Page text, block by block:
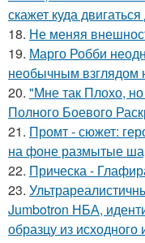
скажет куда
18. Не меняя
19. Марго Робби
необычным взглядом
20. "Мне так Плохо,
Полного Боевого
21. Промт - сюжет:
на фоне размытые
22. Прическа -
23.
Jumbotron НБА,
образцу из